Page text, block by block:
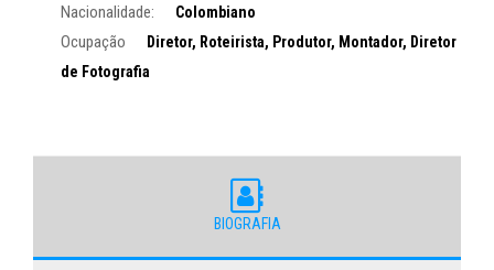
Nacionalidade: Colombiano
Ocupação
Diretor, Roteirista, Produtor, Montador, Diretor
de Fotografia
BIOGRAFIA